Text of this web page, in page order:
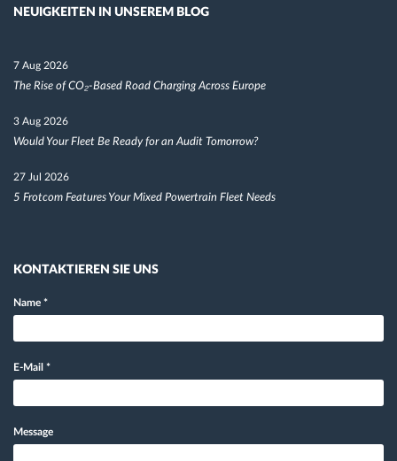
NEUIGKEITEN IN UNSEREM BLOG
7 Aug 2026
The Rise of CO₂-Based Road Charging Across Europe
3 Aug 2026
Would Your Fleet Be Ready for an Audit Tomorrow?
27 Jul 2026
5 Frotcom Features Your Mixed Powertrain Fleet Needs
KONTAKTIEREN SIE UNS
Name *
E-Mail *
Message